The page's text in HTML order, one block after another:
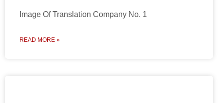
Image Of Translation Company No. 1
READ MORE »